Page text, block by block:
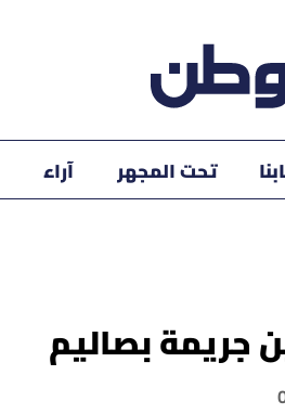
تحت المجهر آراء
جريمة بصاليم